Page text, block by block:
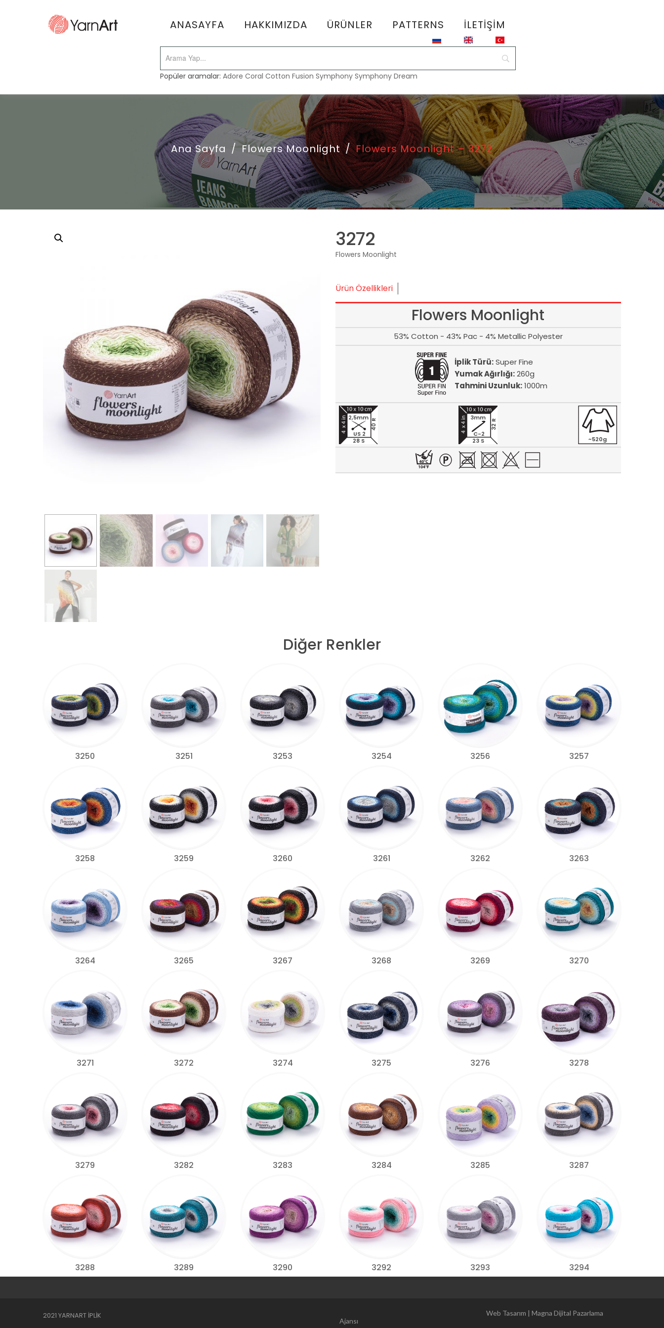
ANASAYFA HAKKIMIZDA ÜRÜNLER PATTERNS İLETIŞIM
Popüler aramalar:Adore Coral Cotton Fusion Symphony Symphony Dream
Ana Sayfa / Flowers Moonlight / Flowers Moonlight – 3272
3272
Flowers Moonlight
Ürün Özellikleri
Flowers Moonlight
53% Cotton - 43% Pac - 4% Metallic Polyester
İplik Türü:Super Fine
Yumak Ağırlığı:260g
Tahmini Uzunluk:1000m
28 S
40 R
2,5mm
US 2
23 S
32 R
3mm
C-2
~520g
Diğer Renkler
3250 3251 3253 3254 3256 3257
3258 3259 3260 3261 3262 3263
3264 3265 3267 3268 3269 3270
3271 3272 3274 3275 3276 3278
3279 3282 3283 3284 3285 3287
3288 3289 3290 3292 3293 3294
2021 YARNART İPLİK
Web Tasarım | Magna Dijital Pazarlama
Ajansı